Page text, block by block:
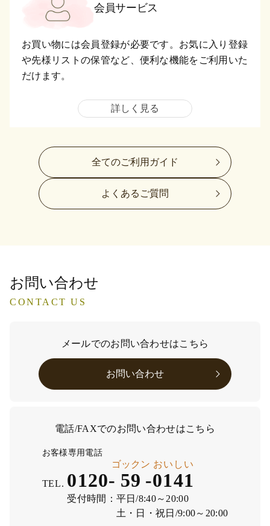
会員サービス
お買い物には会員登録が必要です。お気に入り登録
や先様リストの保管など、便利な機能をご利用いた
だけます。
詳しく見る
全てのご利用ガイド
よくあるご質問
お問い合わせ
CONTACT US
メールでのお問い合わせはこちら
お問い合わせ
電話/FAXでのお問い合わせはこちら
お客様専用電話
TEL. 0120- 59
ゴックン
-0141
おいしい
受付時間： 平日/8:40～20:00
土・日・祝日/9:00～20:00